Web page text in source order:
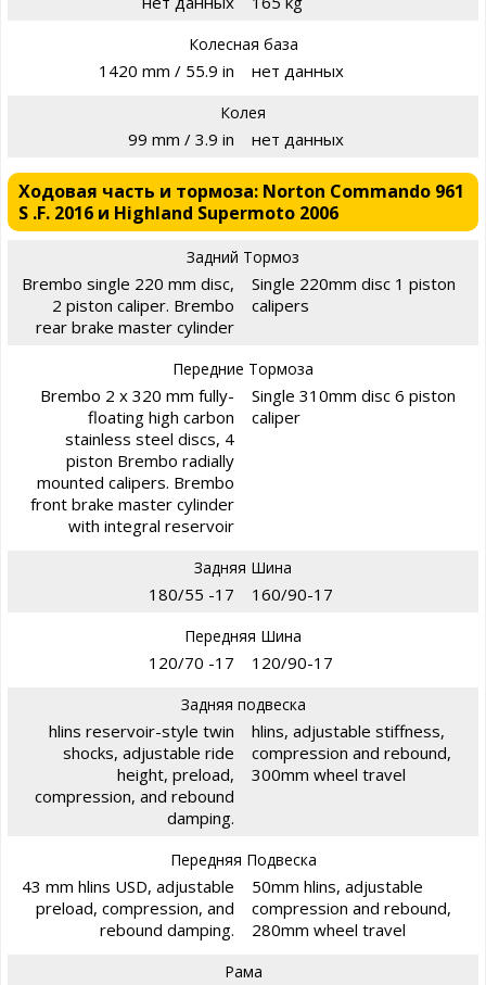
Колесная база
1420 mm / 55.9 in нет данных
Колея
99 mm / 3.9 in нет данных
Ходовая часть и тормоза: Norton Commando 961
S .F. 2016 и Highland Supermoto 2006
Задний Тормоз
Brembo single 220 mm disc,
2 piston caliper. Brembo
rear brake master cylinder
Single 220mm disc 1 piston
calipers
Передние Тормоза
Brembo 2 x 320 mm fully-
floating high carbon
stainless steel discs, 4
piston Brembo radially
mounted calipers. Brembo
front brake master cylinder
with integral reservoir
Single 310mm disc 6 piston
caliper
Задняя Шина
180/55 -17 160/90-17
Передняя Шина
120/70 -17 120/90-17
Задняя подвеска
hlins reservoir-style twin
shocks, adjustable ride
height, preload,
compression, and rebound
damping.
hlins, adjustable stiffness,
compression and rebound,
300mm wheel travel
Передняя Подвеска
43 mm hlins USD, adjustable
preload, compression, and
rebound damping.
50mm hlins, adjustable
compression and rebound,
280mm wheel travel
Рама